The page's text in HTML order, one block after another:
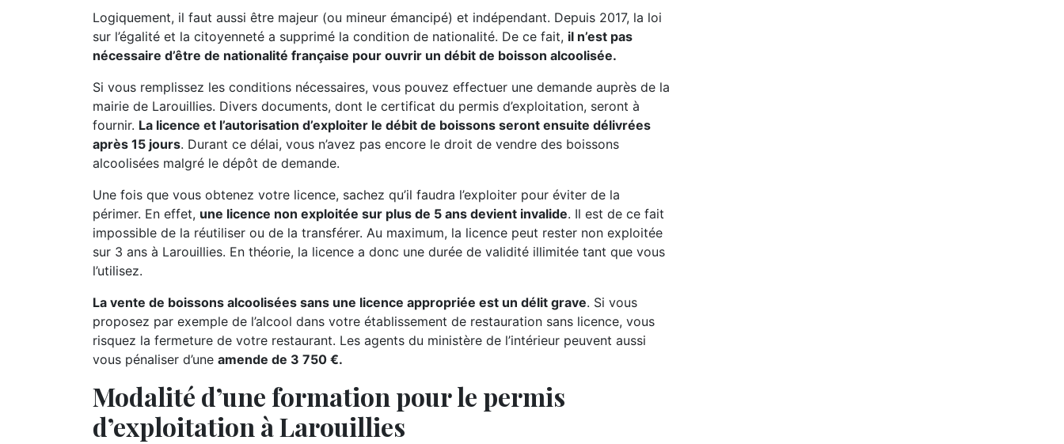
Logiquement, il faut aussi être majeur (ou mineur émancipé) et indépendant. Depuis 2017, la loi
sur l’égalité et la citoyenneté a supprimé la condition de nationalité. De ce fait, il n’est pas
nécessaire d’être de nationalité française pour ouvrir un débit de boisson alcoolisée.
Si vous remplissez les conditions nécessaires, vous pouvez effectuer une demande auprès de la
mairie de Larouillies. Divers documents, dont le certificat du permis d’exploitation, seront à
fournir. La licence et l’autorisation d’exploiter le débit de boissons seront ensuite délivrées
après 15 jours. Durant ce délai, vous n’avez pas encore le droit de vendre des boissons
alcoolisées malgré le dépôt de demande.
Une fois que vous obtenez votre licence, sachez qu’il faudra l’exploiter pour éviter de la
périmer. En effet, une licence non exploitée sur plus de 5 ans devient invalide. Il est de ce fait
impossible de la réutiliser ou de la transférer. Au maximum, la licence peut rester non exploitée
sur 3 ans à Larouillies. En théorie, la licence a donc une durée de validité illimitée tant que vous
l’utilisez.
La vente de boissons alcoolisées sans une licence appropriée est un délit grave. Si vous
proposez par exemple de l’alcool dans votre établissement de restauration sans licence, vous
risquez la fermeture de votre restaurant. Les agents du ministère de l’intérieur peuvent aussi
vous pénaliser d’une amende de 3 750 €.
Modalité d’une formation pour le permis
d’exploitation à Larouillies